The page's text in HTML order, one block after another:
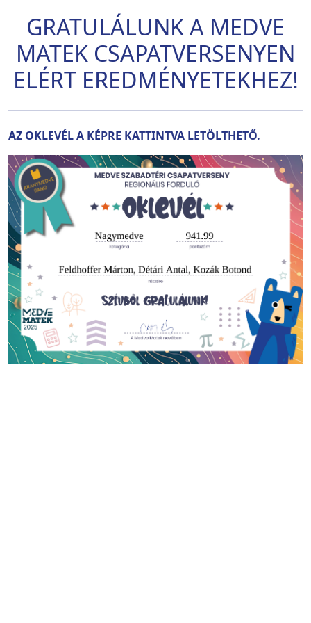
GRATULÁLUNK A MEDVE
MATEK CSAPATVERSENYEN
ELÉRT EREDMÉNYETEKHEZ!
AZ OKLEVÉL A KÉPRE KATTINTVA LETÖLTHETŐ.